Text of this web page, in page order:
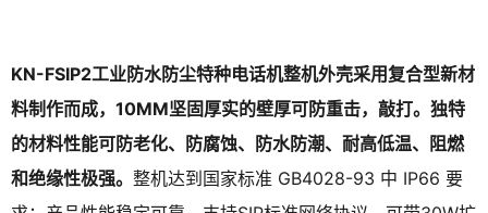
KN-FSIP2工业防水防尘特种电话机整机外壳采用复合型新材
料制作而成，10MM坚固厚实的壁厚可防重击，敲打。独特
的材料性能可防老化、防腐蚀、防水防潮、耐高低温、阻燃
和绝缘性极强。 整机达到国家标准 GB4028-93 中 IP66 要